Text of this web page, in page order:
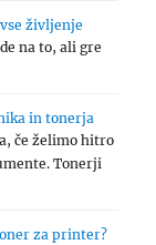
življenje
na to, ali gre
in tonerja
če želimo hitro
Tonerji
za printer?